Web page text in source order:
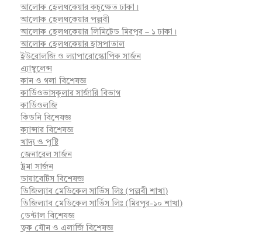
আলোক হেলথকেয়ার কচুক্ষেত ঢাকা।
আলোক হেলথকেয়ার পল্লবী
আলোক হেলথকেয়ার লিমিটেড মিরপুর – ১ ঢাকা।
আলোক হেলথকেয়ার হাসপাতাল
ইউরোলজি ও ল্যাপারোস্কোপিক সার্জন
এ্যাম্বুলেন্স
কান ও গলা বিশেষজ্ঞ
কার্ডিওভাসকুলার সার্জারি বিভাগ
কার্ডিওলজি
কিডনি বিশেষজ্ঞ
ক্যান্সার বিশেষজ্ঞ
খাদ্য ও পুষ্টি
জেনারেল সার্জন
ট্রমা সার্জন
ডায়াবেটিস বিশেষজ্ঞ
ডিজিল্যাব মেডিকেল সার্ভিস লিঃ (পল্লবী শাখা)
ডিজিল্যাব মেডিকেল সার্ভিস লিঃ (মিরপুর-১০ শাখা)
ডেন্টাল বিশেষজ্ঞ
ত্বক যৌন ও এলার্জি বিশেষজ্ঞ